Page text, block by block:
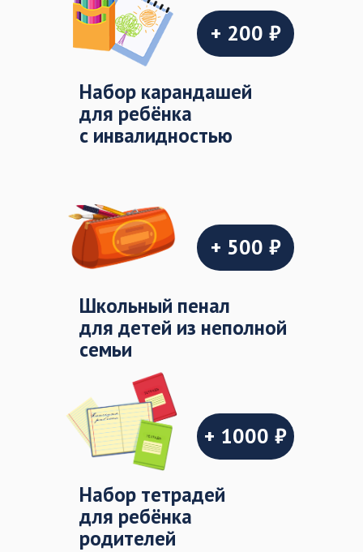
Набор карандашей
для ребёнка
с инвалидностью
Школьный пенал
для детей из неполной
семьи
Набор тетрадей
для ребёнка
родителей
+ 1000 ₽
+ 500 ₽
+ 200 ₽